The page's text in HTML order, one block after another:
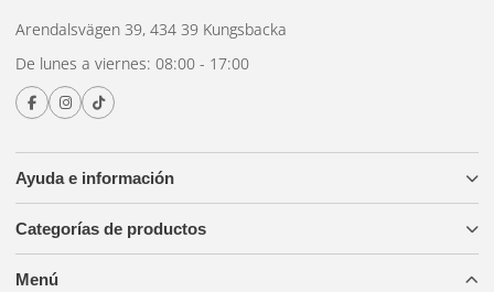
Ayuda e información
Categorías de productos
Menú
Arendalsvägen 39, 434 39 Kungsbacka
De lunes a viernes: 08:00 - 17:00